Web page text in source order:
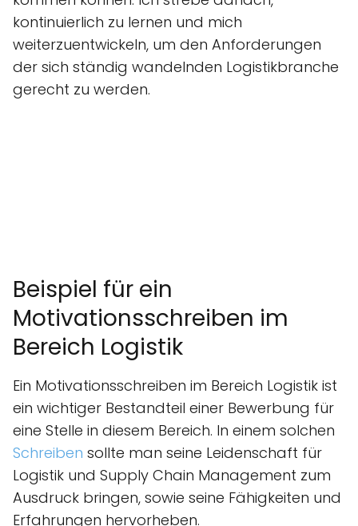
kontinuierlich zu lernen und mich
weiterzuentwickeln, um den Anforderungen
der sich ständig wandelnden Logistikbranche
gerecht zu werden.
Beispiel für ein
Motivationsschreiben im
Bereich Logistik
Ein Motivationsschreiben im Bereich Logistik ist
ein wichtiger Bestandteil einer Bewerbung für
eine Stelle in diesem Bereich. In einem solchen
Schreiben sollte man seine Leidenschaft für
Logistik und Supply Chain Management zum
Ausdruck bringen, sowie seine Fähigkeiten und
Erfahrungen hervorheben.